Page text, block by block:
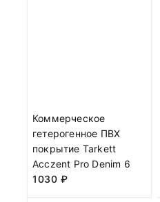
Коммерческое
гетерогенное ПВХ
покрытие Tarkett
Acczent Pro Denim 6
1030 ₽